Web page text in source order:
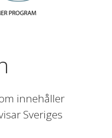
innehåller
Sveriges